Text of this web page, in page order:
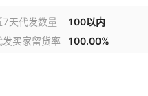
7天代发数量 100以内
发买家留货率 100.00%